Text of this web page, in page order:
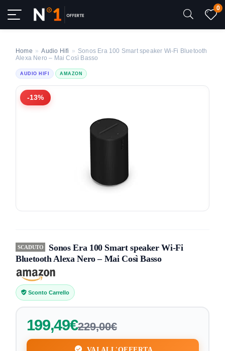
0
Home » Audio Hifi » Sonos Era 100 Smart speaker Wi‑Fi Bluetooth
Alexa Nero – Mai Così Basso
AUDIO HIFI AMAZON
-13%
SCADUTO
Sonos Era 100 Smart speaker Wi‑Fi
Bluetooth Alexa Nero – Mai Così Basso
Sconto Carrello
199,49€229,00€
VAI ALL'OFFERTA